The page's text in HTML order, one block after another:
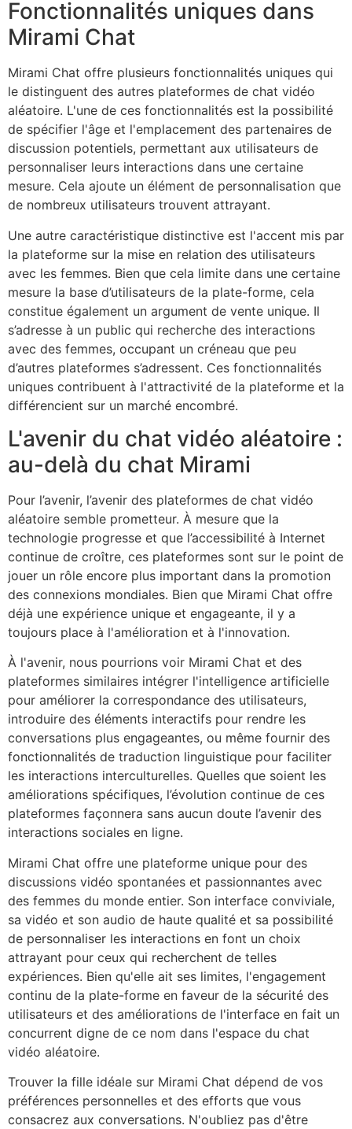
Fonctionnalités uniques dans
Mirami Chat
Mirami Chat offre plusieurs fonctionnalités uniques qui
le distinguent des autres plateformes de chat vidéo
aléatoire. L'une de ces fonctionnalités est la possibilité
de spécifier l'âge et l'emplacement des partenaires de
discussion potentiels, permettant aux utilisateurs de
personnaliser leurs interactions dans une certaine
mesure. Cela ajoute un élément de personnalisation que
de nombreux utilisateurs trouvent attrayant.
Une autre caractéristique distinctive est l'accent mis par
la plateforme sur la mise en relation des utilisateurs
avec les femmes. Bien que cela limite dans une certaine
mesure la base d’utilisateurs de la plate-forme, cela
constitue également un argument de vente unique. Il
s’adresse à un public qui recherche des interactions
avec des femmes, occupant un créneau que peu
d’autres plateformes s’adressent. Ces fonctionnalités
uniques contribuent à l'attractivité de la plateforme et la
différencient sur un marché encombré.
L'avenir du chat vidéo aléatoire :
au-delà du chat Mirami
Pour l’avenir, l’avenir des plateformes de chat vidéo
aléatoire semble prometteur. À mesure que la
technologie progresse et que l’accessibilité à Internet
continue de croître, ces plateformes sont sur le point de
jouer un rôle encore plus important dans la promotion
des connexions mondiales. Bien que Mirami Chat offre
déjà une expérience unique et engageante, il y a
toujours place à l'amélioration et à l'innovation.
À l'avenir, nous pourrions voir Mirami Chat et des
plateformes similaires intégrer l'intelligence artificielle
pour améliorer la correspondance des utilisateurs,
introduire des éléments interactifs pour rendre les
conversations plus engageantes, ou même fournir des
fonctionnalités de traduction linguistique pour faciliter
les interactions interculturelles. Quelles que soient les
améliorations spécifiques, l’évolution continue de ces
plateformes façonnera sans aucun doute l’avenir des
interactions sociales en ligne.
Mirami Chat offre une plateforme unique pour des
discussions vidéo spontanées et passionnantes avec
des femmes du monde entier. Son interface conviviale,
sa vidéo et son audio de haute qualité et sa possibilité
de personnaliser les interactions en font un choix
attrayant pour ceux qui recherchent de telles
expériences. Bien qu'elle ait ses limites, l'engagement
continu de la plate-forme en faveur de la sécurité des
utilisateurs et des améliorations de l'interface en fait un
concurrent digne de ce nom dans l'espace du chat
vidéo aléatoire.
Trouver la fille idéale sur Mirami Chat dépend de vos
préférences personnelles et des efforts que vous
consacrez aux conversations. N'oubliez pas d'être